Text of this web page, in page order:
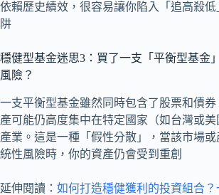
依賴歷史績效，很容易讓你陷入「追高殺低
阱
穩健型基金迷思3：買了一支「平衡型基金
風險？
一支平衡型基金雖然同時包含了股票和債券
產可能仍高度集中在特定國家（如台灣或美
產業。這是一種「假性分散」，當該市場或
統性風險時，你的資產仍會受到重創
延伸閱讀： 如何打造穩健獲利的投資組合？